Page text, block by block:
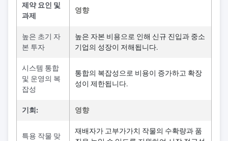
제약 요인 및
과제
영향
높은 초기 자
본 투자
높은 자본 비용으로 인해 신규 진입과 중소
기업의 성장이 저해됩니다.
시스템 통합
및 운영의 복
잡성
통합의 복잡성으로 비용이 증가하고 확장
성이 제한됩니다.
기회: 영향
특용 작물 맞
재배자가 고부가가치 작물의 수확량과 품